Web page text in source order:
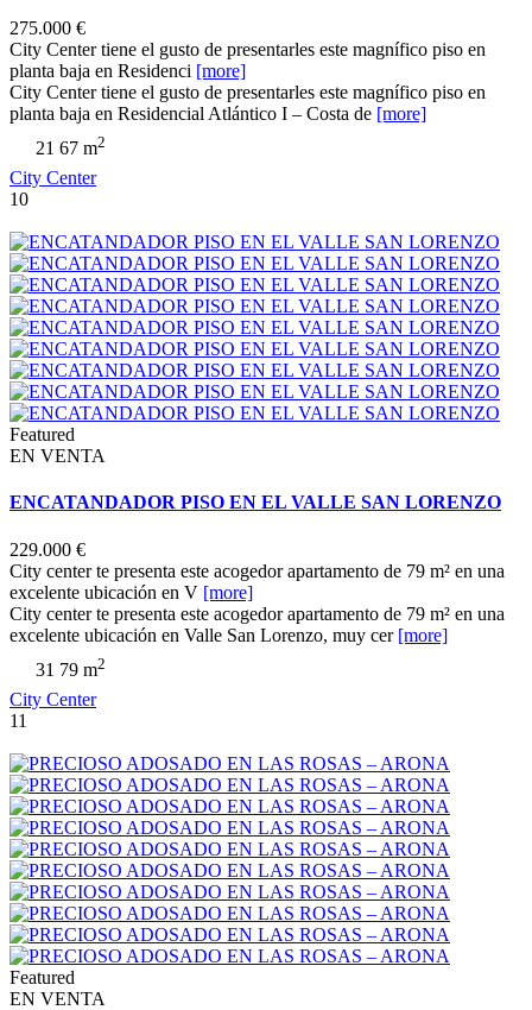
275.000 €
City Center tiene el gusto de presentarles este magnífico piso en
planta baja en Residenci [more]
City Center tiene el gusto de presentarles este magnífico piso en
planta baja en Residencial Atlántico I – Costa de [more]
21 67 m2
City Center
10
Featured
EN VENTA
ENCATANDADOR PISO EN EL VALLE SAN LORENZO
229.000 €
City center te presenta este acogedor apartamento de 79 m² en una
excelente ubicación en V [more]
City center te presenta este acogedor apartamento de 79 m² en una
excelente ubicación en Valle San Lorenzo, muy cer [more]
31 79 m2
City Center
11
Featured
EN VENTA